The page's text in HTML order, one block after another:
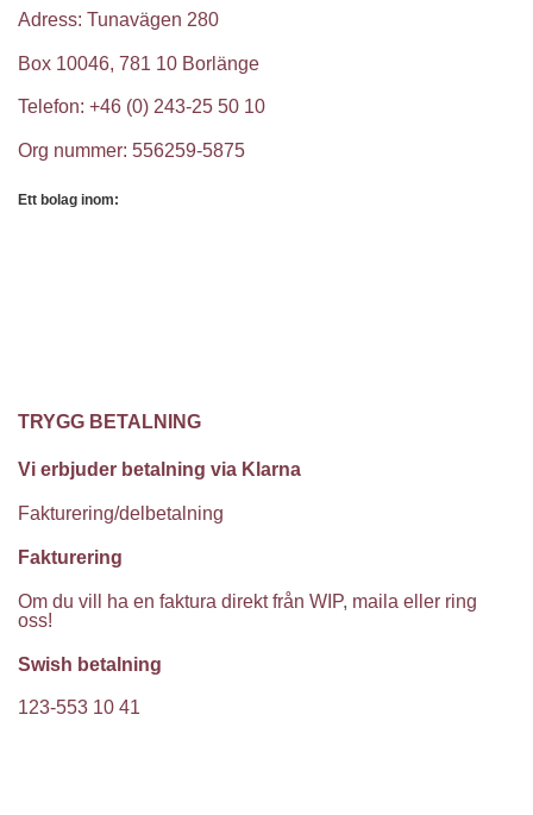
Adress: Tunavägen 280
Box 10046, 781 10 Borlänge
Telefon: +46 (0) 243-25 50 10
Org nummer: 556259-5875
Ett bolag inom:
TRYGG BETALNING
Vi erbjuder betalning via Klarna
Fakturering/delbetalning
Fakturering
Om du vill ha en faktura direkt från WIP, maila eller ring
oss!
Swish betalning
123-553 10 41